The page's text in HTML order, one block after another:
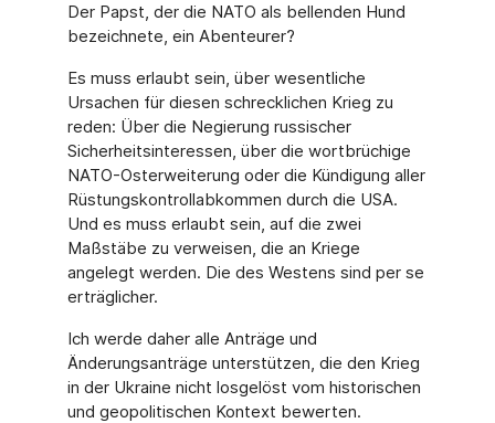
Der Papst, der die NATO als bellenden Hund
bezeichnete, ein Abenteurer?
Es muss erlaubt sein, über wesentliche
Ursachen für diesen schrecklichen Krieg zu
reden: Über die Negierung russischer
Sicherheitsinteressen, über die wortbrüchige
NATO-Osterweiterung oder die Kündigung aller
Rüstungskontrollabkommen durch die USA.
Und es muss erlaubt sein, auf die zwei
Maßstäbe zu verweisen, die an Kriege
angelegt werden. Die des Westens sind per se
erträglicher.
Ich werde daher alle Anträge und
Änderungsanträge unterstützen, die den Krieg
in der Ukraine nicht losgelöst vom historischen
und geopolitischen Kontext bewerten.